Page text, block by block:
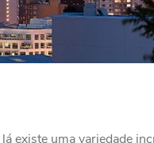
existe uma variedade